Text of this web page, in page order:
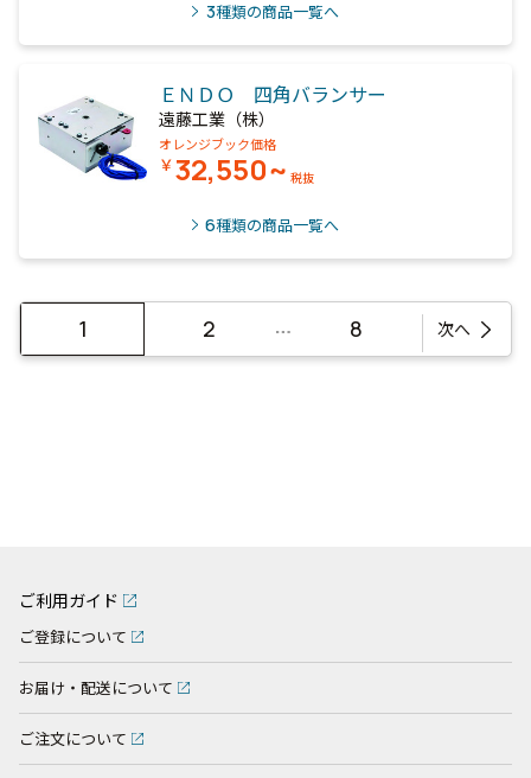
3種類の商品一覧へ
ＥＮＤＯ 四角バランサー
遠藤工業（株）
オレンジブック価格
￥32,550~ 税抜
6種類の商品一覧へ
1 2 … 8 次へ
ご利用ガイド
ご登録について
お届け・配送について
ご注文について